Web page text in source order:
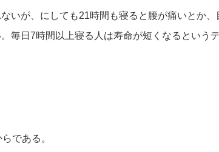
いが、にしても21時間も寝ると腰が痛いとか、
毎日7時間以上寝る人は寿命が短くなるという
である。